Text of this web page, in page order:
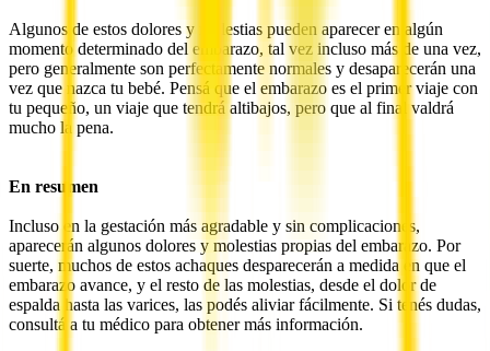
Algunos de estos dolores y molestias pueden aparecer en algún
momento determinado del embarazo, tal vez incluso más de una vez,
pero generalmente son perfectamente normales y desaparecerán una
vez que nazca tu bebé. Pensá que el embarazo es el primer viaje con
tu pequeño, un viaje que tendrá altibajos, pero que al final valdrá
mucho la pena.
En resumen
Incluso en la gestación más agradable y sin complicaciones,
aparecerán algunos dolores y molestias propias del embarazo. Por
suerte, muchos de estos achaques desparecerán a medida en que el
embarazo avance, y el resto de las molestias, desde el dolor de
espalda hasta las varices, las podés aliviar fácilmente. Si tenés dudas,
consultá a tu médico para obtener más información.